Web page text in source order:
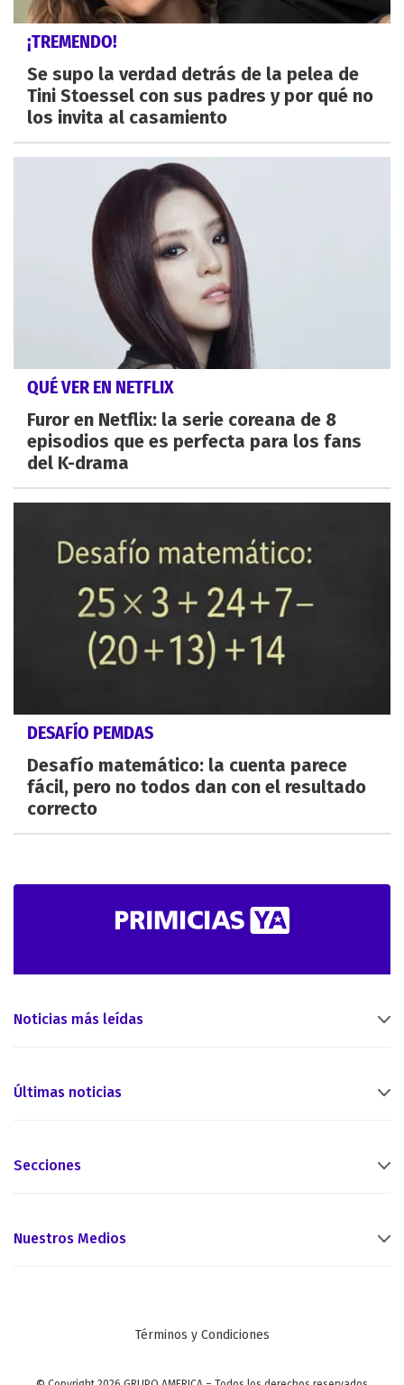
¡TREMENDO!
Se supo la verdad detrás de la pelea de
Tini Stoessel con sus padres y por qué no
los invita al casamiento
QUÉ VER EN NETFLIX
Furor en Netflix: la serie coreana de 8
episodios que es perfecta para los fans
del K-drama
DESAFÍO PEMDAS
Desafío matemático: la cuenta parece
fácil, pero no todos dan con el resultado
correcto
Noticias más leídas
Últimas noticias
Secciones
Nuestros Medios
Términos y Condiciones